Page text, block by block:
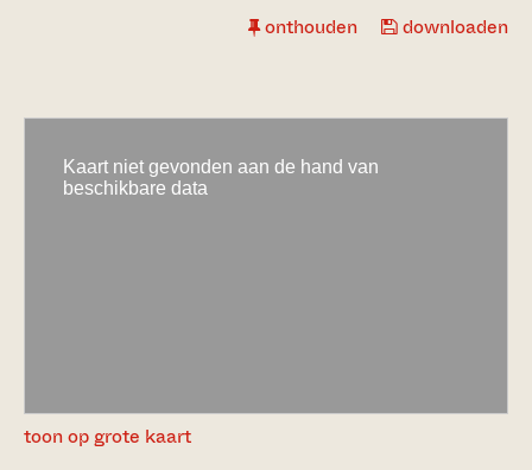
onthouden downloaden
toon op grote kaart